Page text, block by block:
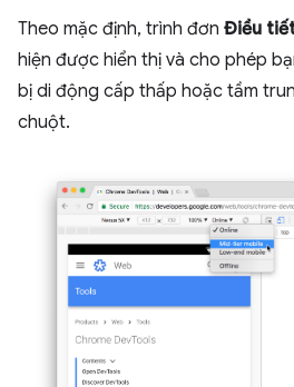
Theo mặc định, trình đơn Điều
hiện được hiển thị và cho phép
bị di động cấp thấp hoặc tầm
chuột.